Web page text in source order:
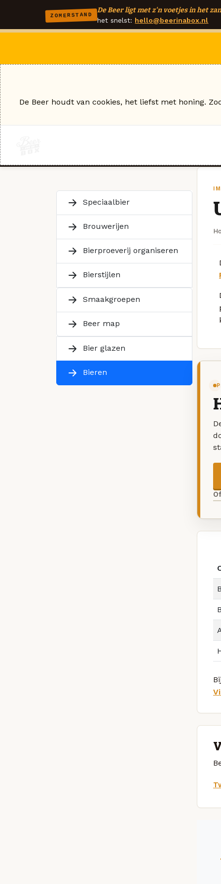
ZOMERSTAND
De Beer ligt met z'n voetjes in het
het snelst: hello@beerinabox.nl
Speciaalbier
Brouwerijen
Bierproeverij organiseren
Bierstijlen
Smaakgroepen
Beer map
Bier glazen
Bieren
De Beer houdt van cookies, het liefst met honing.